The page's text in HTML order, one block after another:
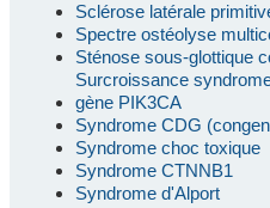
Sclérose latérale
Spectre ostéolyse
Sténose sous-glottique
Surcroissance
gène PIK3CA
Syndrome CDG
Syndrome choc toxique
Syndrome CTNNB1
Syndrome d'Alport